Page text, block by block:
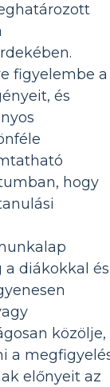
figyelembe a
és
hogy
a diákokkal és
közölje,
a
előnyeit az